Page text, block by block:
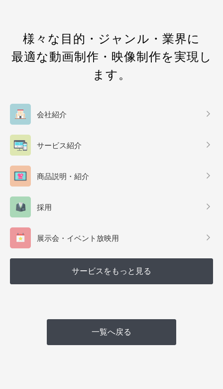
様々な目的・ジャンル・業界に
最適な動画制作・映像制作を実現し
ます。
会社紹介
サービス紹介
商品説明・紹介
採用
展示会・イベント放映用
サービスをもっと見る
一覧へ戻る